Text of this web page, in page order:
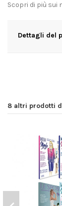
Scopri di più sui
Dettagli del
8 altri prodotti